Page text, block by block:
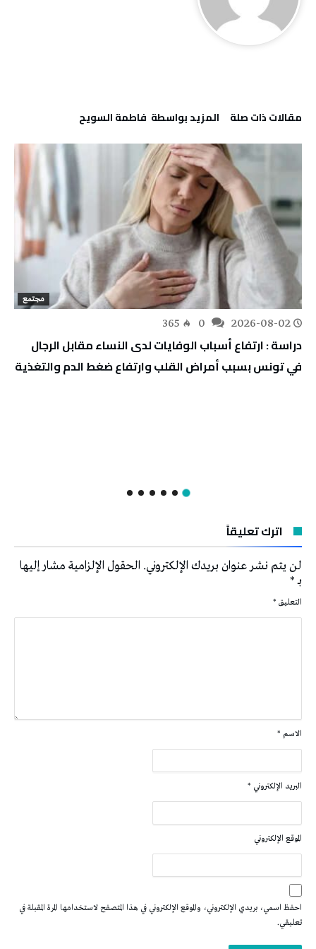
‫مقالات ذات صلة‬ ‫‫المزيد بواسطة‬ ‬ فاطمة ‬السويح
مجتمع
2026-08-02
365
دراسة : ارتفاع أسباب الوفايات لدى النساء مقابل الرجال
في تونس بسبب أمراض القلب وارتفاع ضغط الدم والتغذية
اترك تعليقاً
لن يتم نشر عنوان بريدك الإلكتروني. الحقول الإلزامية مشار إليها
بـ*
التعليق *
الاسم *
البريد الإلكتروني *
الموقع الإلكتروني
احفظ اسمي، بريدي الإلكتروني، والموقع الإلكتروني في هذا المتصفح لاستخدامها المرة المقبلة في
تعليقي.